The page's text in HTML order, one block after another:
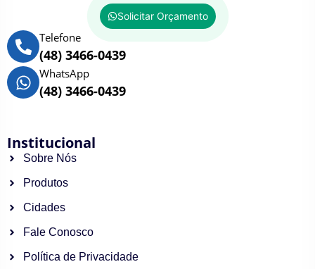
Solicitar Orçamento
Telefone
(48) 3466-0439
WhatsApp
(48) 3466-0439
Institucional
Sobre Nós
Produtos
Cidades
Fale Conosco
Política de Privacidade